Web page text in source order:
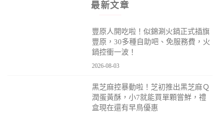
最新文章
豐原人開吃啦！似錦涮火鍋正式插旗
豐原，30多種自助吧、免服務費，火
鍋控衝一波！
2026-08-03
黑芝麻控暴動啦！芝初推出黑芝麻Ｑ
潤蛋黃酥，小7就能買單顆嘗鮮，禮
盒現在還有早鳥優惠